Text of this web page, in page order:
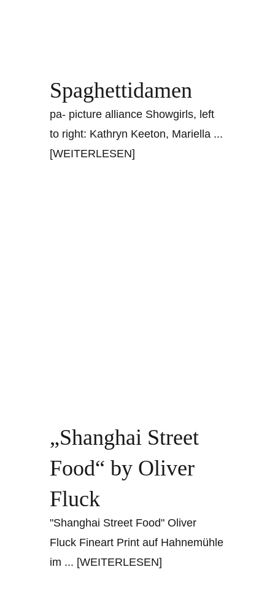
Spaghettidamen
pa- picture alliance Showgirls, left
to right: Kathryn Keeton, Mariella ...
[WEITERLESEN]
„Shanghai Street
Food“ by Oliver
Fluck
"Shanghai Street Food" Oliver
Fluck Fineart Print auf Hahnemühle
im ... [WEITERLESEN]